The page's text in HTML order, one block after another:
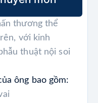
thương thể
với kinh
thuật nội soi
ông bao gồm: